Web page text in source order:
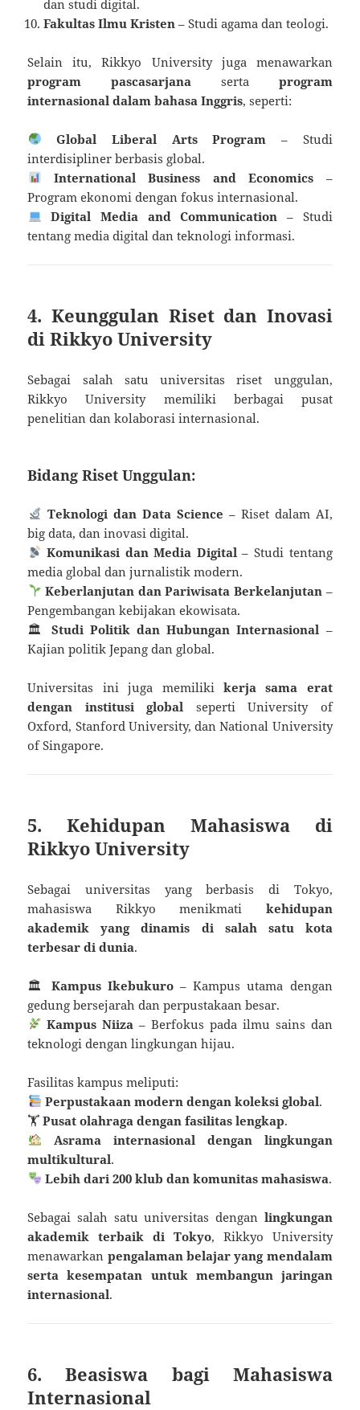
dan studi digital.
Fakultas Ilmu Kristen – Studi agama dan teologi.
Selain itu, Rikkyo University juga menawarkan
program pascasarjana serta program
internasional dalam bahasa Inggris, seperti:
Global Liberal Arts Program – Studi
interdisipliner berbasis global.
International Business and Economics –
Program ekonomi dengan fokus internasional.
Digital Media and Communication – Studi
tentang media digital dan teknologi informasi.
4. Keunggulan Riset dan Inovasi
di Rikkyo University
Sebagai salah satu universitas riset unggulan,
Rikkyo University memiliki berbagai pusat
penelitian dan kolaborasi internasional.
Bidang Riset Unggulan:
Teknologi dan Data Science – Riset dalam AI,
big data, dan inovasi digital.
Komunikasi dan Media Digital – Studi tentang
media global dan jurnalistik modern.
Keberlanjutan dan Pariwisata Berkelanjutan –
Pengembangan kebijakan ekowisata.
🏛 Studi Politik dan Hubungan Internasional –
Kajian politik Jepang dan global.
Universitas ini juga memiliki kerja sama erat
dengan institusi global seperti University of
Oxford, Stanford University, dan National University
of Singapore.
5. Kehidupan Mahasiswa di
Rikkyo University
Sebagai universitas yang berbasis di Tokyo,
mahasiswa Rikkyo menikmati kehidupan
akademik yang dinamis di salah satu kota
terbesar di dunia.
🏛 Kampus Ikebukuro– Kampus utama dengan
gedung bersejarah dan perpustakaan besar.
Kampus Niiza – Berfokus pada ilmu sains dan
teknologi dengan lingkungan hijau.
Fasilitas kampus meliputi:
Perpustakaan modern dengan koleksi global.
🏋Pusat olahraga dengan fasilitas lengkap.
Asrama internasional dengan lingkungan
multikultural.
Lebih dari 200 klub dan komunitas mahasiswa.
Sebagai salah satu universitas dengan lingkungan
akademik terbaik di Tokyo, Rikkyo University
menawarkan pengalaman belajar yang mendalam
serta kesempatan untuk membangun jaringan
internasional.
6. Beasiswa bagi Mahasiswa
Internasional